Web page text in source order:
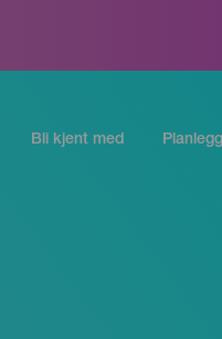
Bli kjent med Planlegg